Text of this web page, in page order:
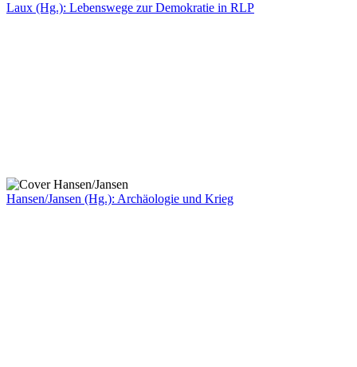
Laux (Hg.): Lebenswege zur Demokratie in RLP
Hansen/Jansen (Hg.): Archäologie und Krieg